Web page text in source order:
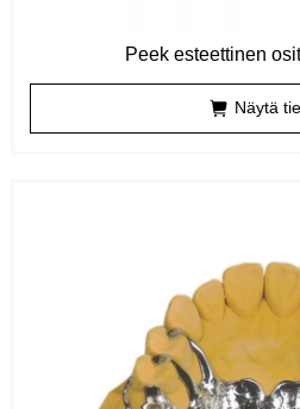
Peek esteettinen
Näytä